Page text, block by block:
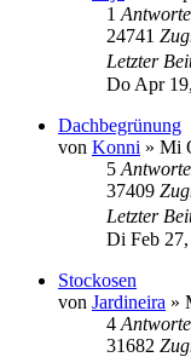
1
24741
Letzter
Do Apr
Dachbegrünung
von Konni » Mi
5
37409
Letzter
Di Feb
Stockosen
von Jardineira »
4
31682